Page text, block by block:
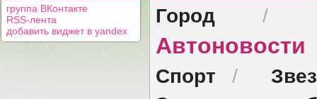
группа ВКонтакте
RSS-лента
добавить виджет в yandex
Город /
Автоновости
Спорт /